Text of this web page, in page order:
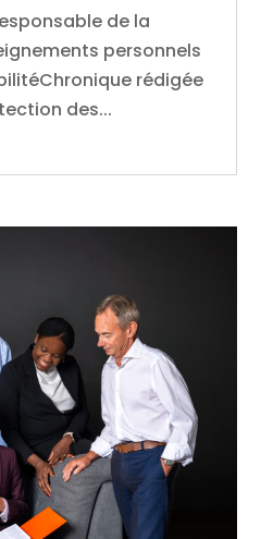
de la
personnels
rédigée
des...